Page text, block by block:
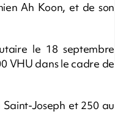
Ah Koon, et de son
le 18 septembre
VHU dans le cadre de
Joseph et 250 au